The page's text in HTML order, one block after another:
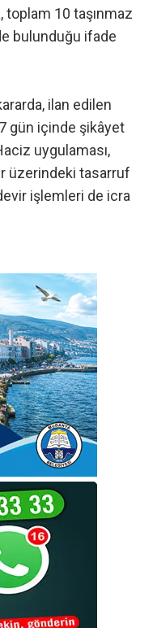
toplam 10 taşınmaz
bulunduğu ifade
ilan edilen
gün içinde şikâyet
uygulaması,
üzerindeki tasarruf
işlemleri de icra